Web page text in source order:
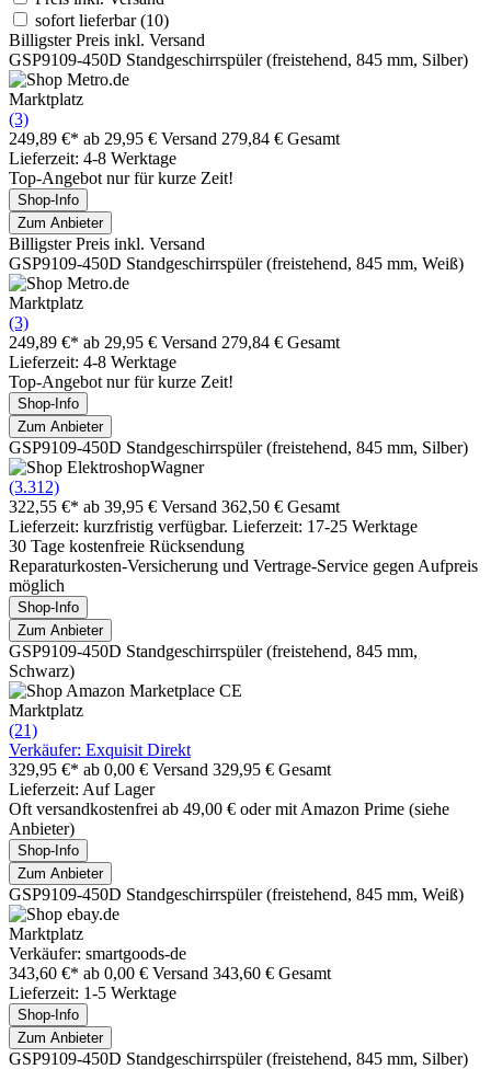
sofort lieferbar(10)
Billigster Preis inkl. Versand
GSP9109-450D Standgeschirrspüler (freistehend, 845 mm, Silber)
Marktplatz
(3)
249,89 €* ab 29,95 € Versand 279,84 € Gesamt
Lieferzeit: 4-8 Werktage
Top-Angebot nur für kurze Zeit!
Shop-Info
Zum Anbieter
Billigster Preis inkl. Versand
GSP9109-450D Standgeschirrspüler (freistehend, 845 mm, Weiß)
Marktplatz
(3)
249,89 €* ab 29,95 € Versand 279,84 € Gesamt
Lieferzeit: 4-8 Werktage
Top-Angebot nur für kurze Zeit!
Shop-Info
Zum Anbieter
GSP9109-450D Standgeschirrspüler (freistehend, 845 mm, Silber)
(3.312)
322,55 €* ab 39,95 € Versand 362,50 € Gesamt
Lieferzeit: kurzfristig verfügbar. Lieferzeit: 17-25 Werktage
30 Tage kostenfreie Rücksendung
Reparaturkosten-Versicherung und Vertrage-Service gegen Aufpreis
möglich
Shop-Info
Zum Anbieter
GSP9109-450D Standgeschirrspüler (freistehend, 845 mm,
Schwarz)
Marktplatz
(21)
Verkäufer: Exquisit Direkt
329,95 €* ab 0,00 € Versand 329,95 € Gesamt
Lieferzeit: Auf Lager
Oft versandkostenfrei ab 49,00 € oder mit Amazon Prime (siehe
Anbieter)
Shop-Info
Zum Anbieter
GSP9109-450D Standgeschirrspüler (freistehend, 845 mm, Weiß)
Marktplatz
Verkäufer: smartgoods-de
343,60 €* ab 0,00 € Versand 343,60 € Gesamt
Lieferzeit: 1-5 Werktage
Shop-Info
Zum Anbieter
GSP9109-450D Standgeschirrspüler (freistehend, 845 mm, Silber)